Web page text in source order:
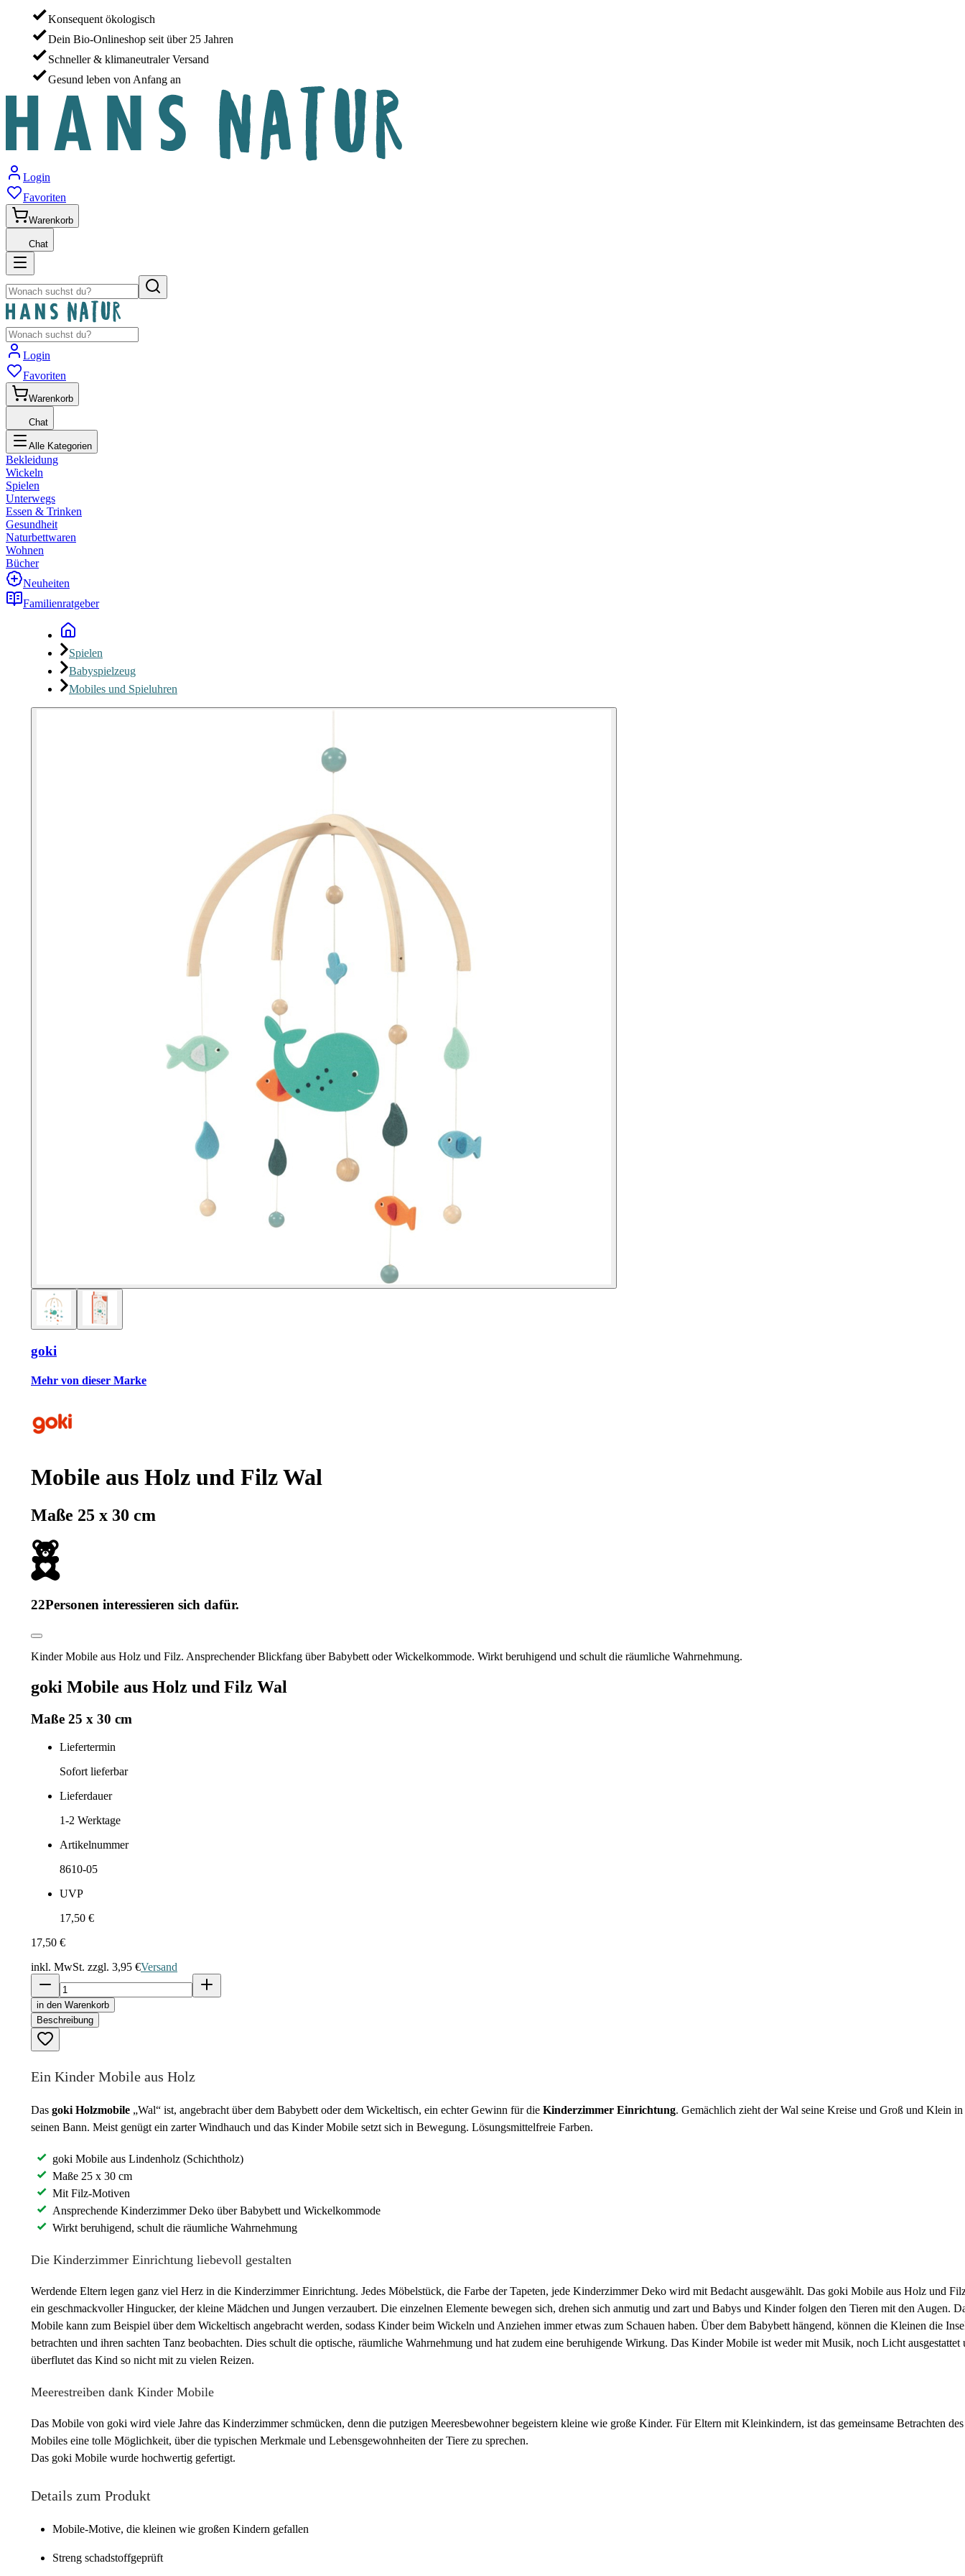
Konsequent ökologisch
Dein Bio-Onlineshop seit über 25 Jahren
Schneller & klimaneutraler Versand
Gesund leben von Anfang an
Login
Favoriten
Warenkorb
Chat
Login
Favoriten
Warenkorb
Chat
Alle Kategorien
Bekleidung
Wickeln
Spielen
Unterwegs
Essen & Trinken
Gesundheit
Naturbettwaren
Wohnen
Bücher
Neuheiten
Familienratgeber
Spielen
Babyspielzeug
Mobiles und Spieluhren
goki
Mehr von dieser Marke
Mobile aus Holz und Filz Wal
Maße 25 x 30 cm
22Personen interessieren sich dafür.
Kinder Mobile aus Holz und Filz. Ansprechender Blickfang über Babybett oder Wickelkommode. Wirkt beruhigend und schult die räumliche Wahrnehmung.
goki Mobile aus Holz und Filz Wal
Maße 25 x 30 cm
Liefertermin
Sofort lieferbar
Lieferdauer
1-2 Werktage
Artikelnummer
8610-05
UVP
17,50 €
17,50 €
inkl. MwSt. zzgl. 3,95 €Versand
in den Warenkorb
Beschreibung
Ein Kinder Mobile aus Holz
Das goki Holzmobile „Wal“ ist, angebracht über dem Babybett oder dem Wickeltisch, ein echter Gewinn für die Kinderzimmer Einrichtung. Gemächlich zieht der Wal seine Kreise und Groß und Klein in
seinen Bann. Meist genügt ein zarter Windhauch und das Kinder Mobile setzt sich in Bewegung. Lösungsmittelfreie Farben.
goki Mobile aus Lindenholz (Schichtholz)
Maße 25 x 30 cm
Mit Filz-Motiven
Ansprechende Kinderzimmer Deko über Babybett und Wickelkommode
Wirkt beruhigend, schult die räumliche Wahrnehmung
Die Kinderzimmer Einrichtung liebevoll gestalten
Werdende Eltern legen ganz viel Herz in die Kinderzimmer Einrichtung. Jedes Möbelstück, die Farbe der Tapeten, jede Kinderzimmer Deko wird mit Bedacht ausgewählt. Das goki Mobile aus Holz und
ein geschmackvoller Hingucker, der kleine Mädchen und Jungen verzaubert. Die einzelnen Elemente bewegen sich, drehen sich anmutig und zart und Babys und Kinder folgen den Tieren mit den Augen.
Mobile kann zum Beispiel über dem Wickeltisch angebracht werden, sodass Kinder beim Wickeln und Anziehen immer etwas zum Schauen haben. Über dem Babybett hängend, können die Kleinen die
betrachten und ihren sachten Tanz beobachten. Dies schult die optische, räumliche Wahrnehmung und hat zudem eine beruhigende Wirkung. Das Kinder Mobile ist weder mit Musik, noch Licht ausgestattet
überflutet das Kind so nicht mit zu vielen Reizen.
Meerestreiben dank Kinder Mobile
Das Mobile von goki wird viele Jahre das Kinderzimmer schmücken, denn die putzigen Meeresbewohner begeistern kleine wie große Kinder. Für Eltern mit Kleinkindern, ist das gemeinsame Betrachten des
Mobiles eine tolle Möglichkeit, über die typischen Merkmale und Lebensgewohnheiten der Tiere zu sprechen.
Das goki Mobile wurde hochwertig gefertigt.
Details zum Produkt
Mobile-Motive, die kleinen wie großen Kindern gefallen
Streng schadstoffgeprüft